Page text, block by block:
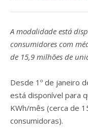
A modalidade está
consumidores com
de 15,9 milhões de
Desde 1º de janeiro
está disponível para
KWh/mês (cerca de
consumidoras).